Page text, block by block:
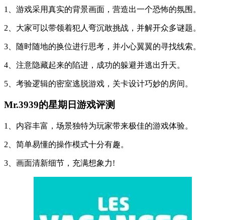
1、游戏采用真实的背景画面，营造出一个恐怖的氛围。
2、大家可以带领着犯人弯沉敢挑战，并解开众多谜题。
3、随时随地的换位进行思考，并小心翼翼的寻找线索。
4、注意隐藏起来的陷进，成功的躲避并逃出升天。
5、考验逻辑的密室逃脱游戏，关卡设计巧妙的房间。
Mr.3939的星期日游戏评测
1、内容丰富，场景独特为玩家带来极佳的游戏体验。
2、简单易懂的操作模式十分有趣。
3、画面清新细节，充满想象力!